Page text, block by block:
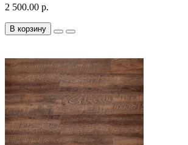
2 500.00 р.
В корзину